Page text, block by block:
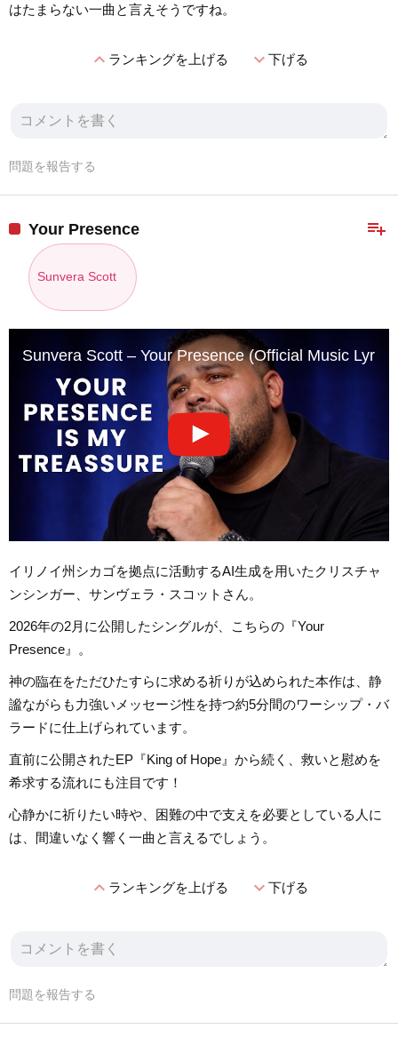
はたまらない一曲と言えそうですね。
expand_lessランキングを上げる expand_more下げる
問題を報告する
playlist_add
Your Presence
Sunvera Scott
Sunvera Scott – Your Presence (Official Music
イリノイ州シカゴを拠点に活動するAI生成を用いたクリスチャ
ンシンガー、サンヴェラ・スコットさん。
2026年の2月に公開したシングルが、こちらの『Your
Presence』。
神の臨在をただひたすらに求める祈りが込められた本作は、静
謐ながらも力強いメッセージ性を持つ約5分間のワーシップ・バ
ラードに仕上げられています。
直前に公開されたEP『King of Hope』から続く、救いと慰めを
希求する流れにも注目です！
心静かに祈りたい時や、困難の中で支えを必要としている人に
は、間違いなく響く一曲と言えるでしょう。
expand_lessランキングを上げる expand_more下げる
問題を報告する